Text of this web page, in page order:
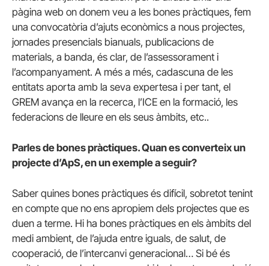
pàgina web on donem veu a les bones pràctiques, fem
una convocatòria d’ajuts econòmics a nous projectes,
jornades presencials bianuals, publicacions de
materials, a banda, és clar, de l’assessorament i
l’acompanyament. A més a més, cadascuna de les
entitats aporta amb la seva expertesa i per tant, el
GREM avança en la recerca, l’ICE en la formació, les
federacions de lleure en els seus àmbits, etc..
Parles de bones pràctiques. Quan es converteix un
projecte d’ApS, en un exemple a seguir?
Saber quines bones pràctiques és difícil, sobretot tenint
en compte que no ens apropiem dels projectes que es
duen a terme. Hi ha bones pràctiques en els àmbits del
medi ambient, de l’ajuda entre iguals, de salut, de
cooperació, de l’intercanvi generacional… Si bé és